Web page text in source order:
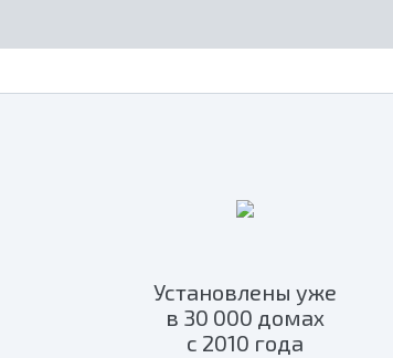
Установлены уже
в 30 000 домах
с 2010 года